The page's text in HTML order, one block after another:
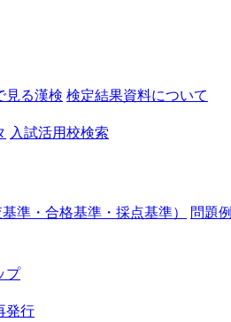
見る漢検 検定結果資料について
入試活用校検索
準・合格基準・採点基準）
問題例
プ
発行